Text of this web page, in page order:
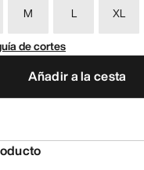
M L XL
de cortes
Añadir a la cesta